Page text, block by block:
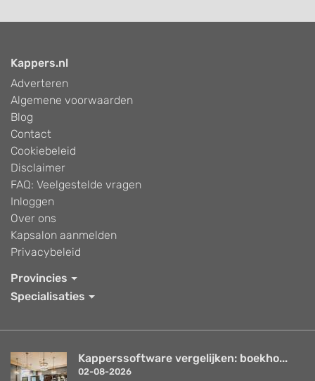
Kappers.nl
Adverteren
Algemene voorwaarden
Blog
Contact
Cookiebeleid
Disclaimer
FAQ: Veelgestelde vragen
Inloggen
Over ons
Kapsalon aanmelden
Privacybeleid
Provincies
Specialisaties
Kapperssoftware vergelijken: boekho...
02-08-2026